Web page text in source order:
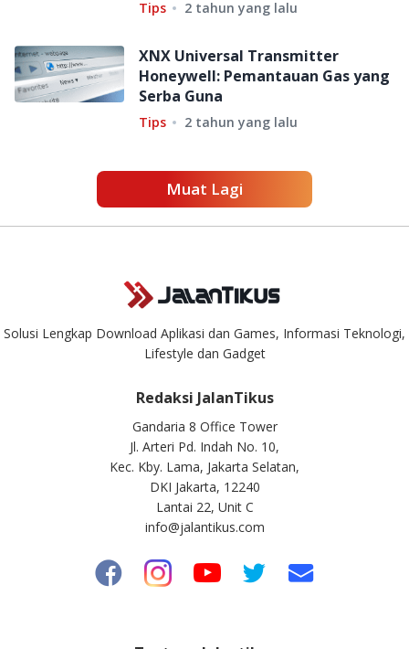
Tips 2 tahun yang lalu
XNX Universal Transmitter
Honeywell: Pemantauan Gas yang
Serba Guna
Tips 2 tahun yang lalu
Muat Lagi
Solusi Lengkap Download Aplikasi dan Games, Informasi Teknologi,
Lifestyle dan Gadget
Redaksi JalanTikus
Gandaria 8 Office Tower
Jl. Arteri Pd. Indah No. 10,
Kec. Kby. Lama, Jakarta Selatan,
DKI Jakarta, 12240
Lantai 22, Unit C
info@jalantikus.com